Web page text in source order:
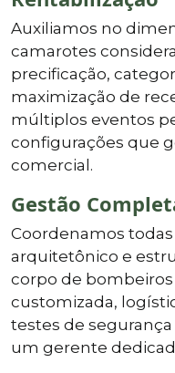
Auxiliamos no
camarotes
precificação,
maximização de
múltiplos eventos
configurações que
comercial.
Gestão
Coordenamos
arquitetônico e
corpo de
customizada,
testes de
um gerente